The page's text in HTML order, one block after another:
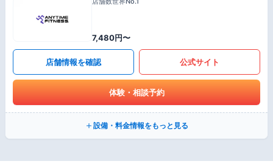
7,480円〜
店舗情報を確認 公式サイト
体験・相談予約
設備・料金情報をもっと見る